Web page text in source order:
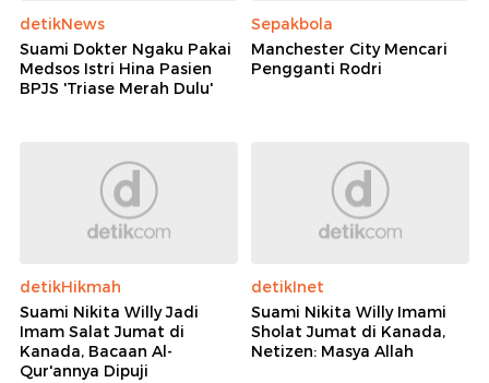
detikNews
Suami Dokter Ngaku Pakai
Medsos Istri Hina Pasien
BPJS 'Triase Merah Dulu'
Sepakbola
Manchester City Mencari
Pengganti Rodri
detikHikmah
Suami Nikita Willy Jadi
Imam Salat Jumat di
Kanada, Bacaan Al-
Qur'annya Dipuji
detikInet
Suami Nikita Willy Imami
Sholat Jumat di Kanada,
Netizen: Masya Allah